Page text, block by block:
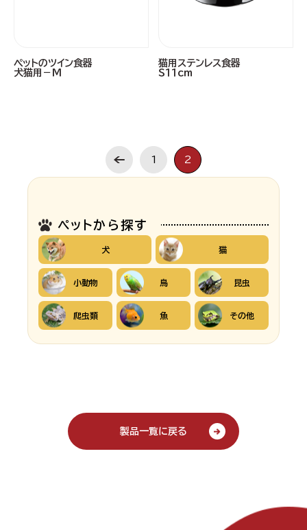
ペットのツイン食器
犬猫用－Ｍ
猫用ステンレス食器
Ｓ１１ｃｍ
1 2
ペットから探す
犬 猫
小動物 鳥 昆虫
爬虫類 魚 その他
製品一覧に戻る